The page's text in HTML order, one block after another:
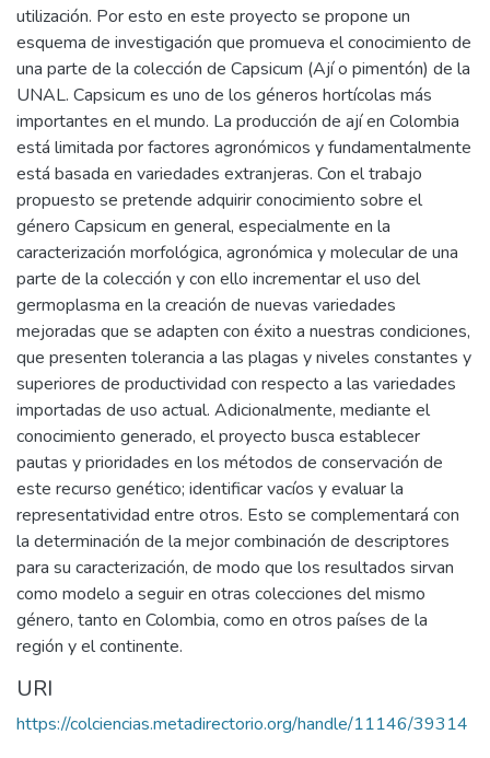
utilización. Por esto en este proyecto se propone un
esquema de investigación que promueva el conocimiento de
una parte de la colección de Capsicum (Ají o pimentón) de la
UNAL. Capsicum es uno de los géneros hortícolas más
importantes en el mundo. La producción de ají en Colombia
está limitada por factores agronómicos y fundamentalmente
está basada en variedades extranjeras. Con el trabajo
propuesto se pretende adquirir conocimiento sobre el
género Capsicum en general, especialmente en la
caracterización morfológica, agronómica y molecular de una
parte de la colección y con ello incrementar el uso del
germoplasma en la creación de nuevas variedades
mejoradas que se adapten con éxito a nuestras condiciones,
que presenten tolerancia a las plagas y niveles constantes y
superiores de productividad con respecto a las variedades
importadas de uso actual. Adicionalmente, mediante el
conocimiento generado, el proyecto busca establecer
pautas y prioridades en los métodos de conservación de
este recurso genético; identificar vacíos y evaluar la
representatividad entre otros. Esto se complementará con
la determinación de la mejor combinación de descriptores
para su caracterización, de modo que los resultados sirvan
como modelo a seguir en otras colecciones del mismo
género, tanto en Colombia, como en otros países de la
región y el continente.
URI
https://colciencias.metadirectorio.org/handle/11146/39314